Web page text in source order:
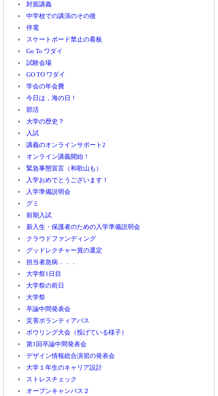
対面講義
中学校での講演のその後
停電
スケートボード禁止の看板
Go To ワダイ
試験会場
GO TO ワダイ
学会の年会費
今日は，海の日！
部活
大学の歴史？
入試
講義のオンラインサポート2
オンライン講義開始！
緊急事態宣言（和歌山も）
入学おめでとうございます！
入学準備説明会
グミ
前期入試
新入生・保護者のための入学準備説明会
クラウドファンディング
グッドレクチャー賞の選定
担当者急病．．．
大学祭1日目
大学祭の前日
大学祭
卒論中間発表会
災害ボランティアバス
ボウリング大会（投げている様子）
第1回卒論中間発表会
デザイン情報総合演習の発表会
大学１年生のキャリア設計
ストレスチェック
オープンキャンパス２